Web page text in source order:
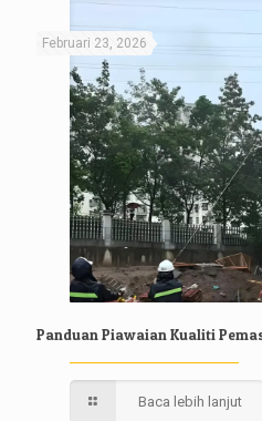
Februari 23, 2026
Panduan Piawaian Kualiti
Baca lebih lanjut